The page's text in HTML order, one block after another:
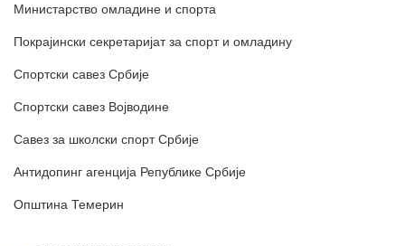
Министарство омладине и спорта
Покрајински секретаријат за спорт и омладину
Спортски савез Србије
Спортски савез Војводине
Савез за школски спорт Србије
Антидопинг агенција Републике Србије
Општина Темерин